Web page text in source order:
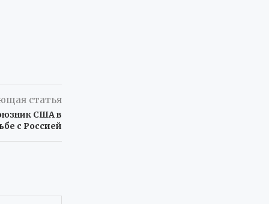
статья
США в
с Россией